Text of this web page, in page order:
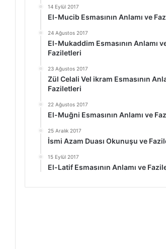
14 Eylül 2017
El-Mucib Esmasının Anlamı ve
24 Ağustos 2017
El-Mukaddim Esmasının Anlamı
Faziletleri
23 Ağustos 2017
Zül Celali Vel ikram Esmasının
Faziletleri
22 Ağustos 2017
El-Muğni Esmasının Anlamı ve
25 Aralık 2017
İsmi Azam Duası Okunuşu ve
15 Eylül 2017
El-Latif Esmasının Anlamı ve